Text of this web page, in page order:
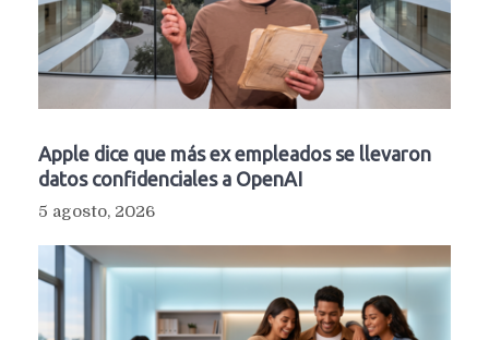
Apple dice que más ex empleados se llevaron
datos confidenciales a OpenAI
5 agosto, 2026